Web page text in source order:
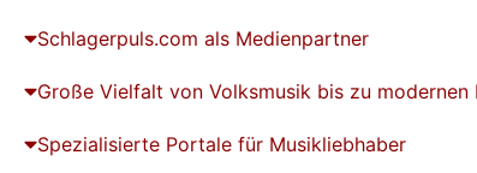
Schlagerpuls.com als Medienpartner​
Große Vielfalt von Volksmusik bis zu modernen
Spezialisierte Portale für Musikliebhaber